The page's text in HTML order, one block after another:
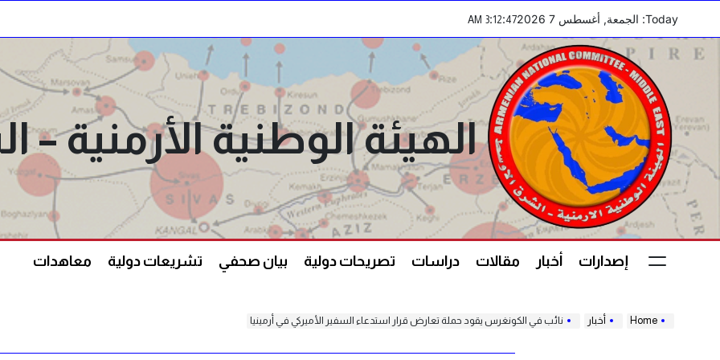
content
Today: الجمعة, أغسطس 7 2026 3:12:47
AM
الهيئة الوطنية الأرمنية
إصدارات أخبار مقالات دراسات تصريحات دولية بيان صحفي تشريعات دولية معاهدات
Home أخبار نائب في الكونغرس يقود حملة تعارض قرار استدعاء السفير الأميركي في أرمينيا